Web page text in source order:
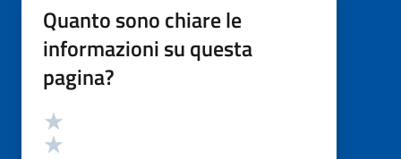
Quanto sono chiare le
informazioni su questa
pagina?
Valutazione